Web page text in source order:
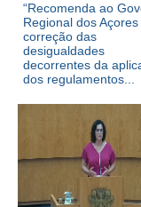
“Recomenda ao
Regional dos Açores
correção das
desigualdades
decorrentes da
dos regulamentos...